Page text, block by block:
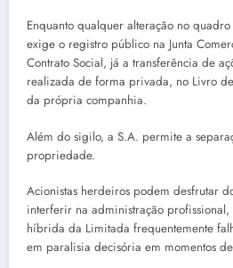
Enquanto qualquer alteração no
exige o registro público na Junta
Contrato Social, já a transferência de
realizada de forma privada, no Livro
da própria companhia.
Além do sigilo, a S.A. permite a
propriedade.
Acionistas herdeiros podem desfrutar
interferir na administração profissional,
híbrida da Limitada frequentemente
em paralisia decisória em momentos